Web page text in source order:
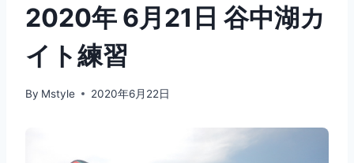
2020年 6月21日 谷中湖カ
イト練習
By Mstyle 2020年6月22日